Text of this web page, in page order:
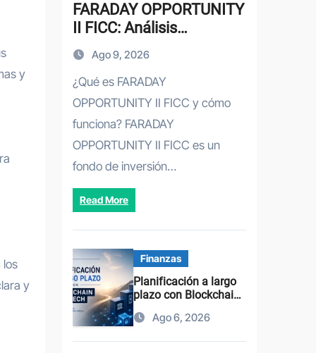
y
los
y
FARADAY OPPORTUNITY
II FICC: Análisis
Completo y
Oportunidades de
Inversión
Ago 9, 2026
¿Qué es FARADAY
OPPORTUNITY II FICC y cómo
funciona? FARADAY
OPPORTUNITY II FICC es un
fondo de inversión…
Read More
Finanzas
Planificación a largo
plazo con Blockchain
casos de éxito
Ago 6, 2026